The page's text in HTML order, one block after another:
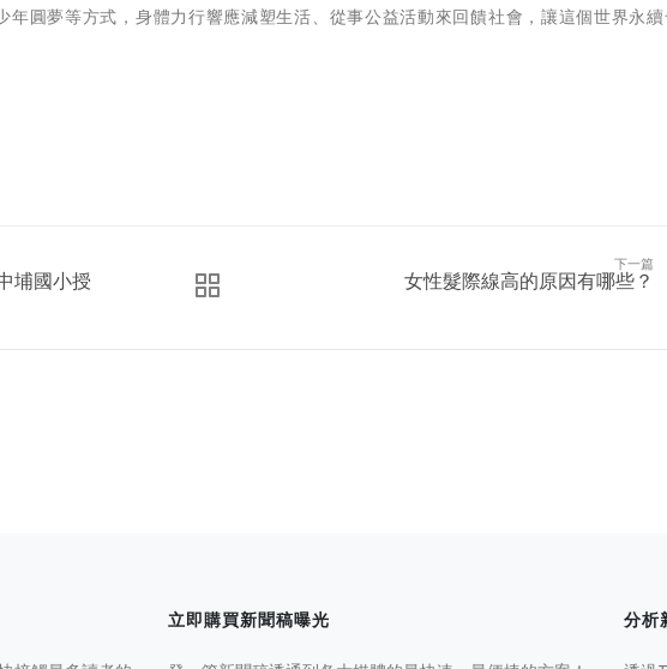
年圓夢等方式，身體力行響應減塑生活、從事公益活動來回饋社會，讓這個世界永續
埔國小授
下一篇
女性髮際線高的原因有哪些？
立即購買新聞稿曝光 分析